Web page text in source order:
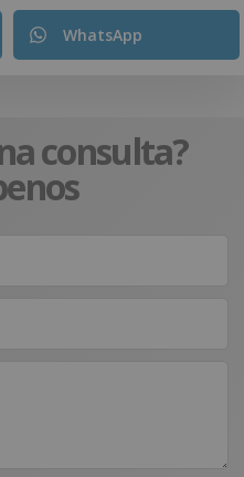
WhatsApp
consulta?